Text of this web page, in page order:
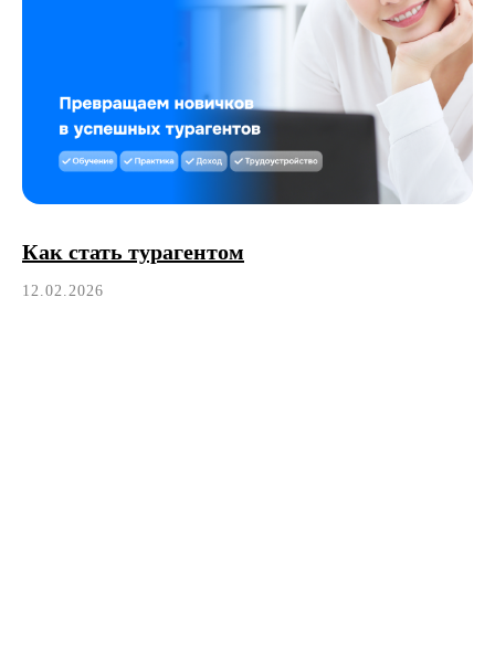
Как стать турагентом
12.02.2026